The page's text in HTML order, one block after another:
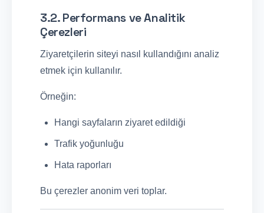
3.2. Performans ve Analitik
Çerezleri
Ziyaretçilerin siteyi nasıl kullandığını analiz
etmek için kullanılır.
Örneğin:
Hangi sayfaların ziyaret edildiği
Trafik yoğunluğu
Hata raporları
Bu çerezler anonim veri toplar.